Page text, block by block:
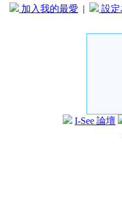
加入我的最愛 | 設
I-See 論壇